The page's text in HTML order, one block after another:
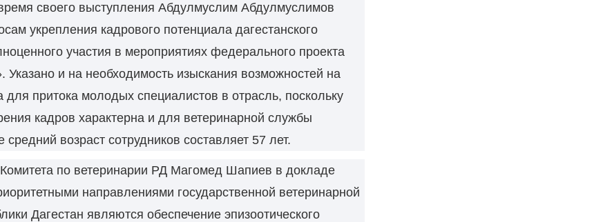
своего выступления Абдулмуслим Абдулмуслимов
укрепления кадрового потенциала дагестанского
участия в мероприятиях федерального проекта
и на необходимость изыскания возможностей на
для притока молодых специалистов в отрасль, поскольку
кадров характерна и для ветеринарной службы
средний возраст сотрудников составляет 57 лет.
по ветеринарии РД Магомед Шапиев в докладе
направлениями государственной ветеринарной
Дагестан являются обеспечение эпизоотического